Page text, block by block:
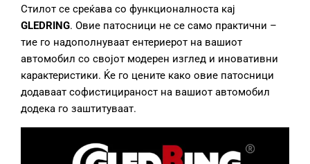
Стилот се среќава со функционалноста кај
GLEDRING. Овие патосници не се само практични –
тие го надополнуваат ентериерот на вашиот
автомобил со својот модерен изглед и иновативни
карактеристики. Ќе го цените како овие патосници
додаваат софистицираност на вашиот автомобил
додека го заштитуваат.